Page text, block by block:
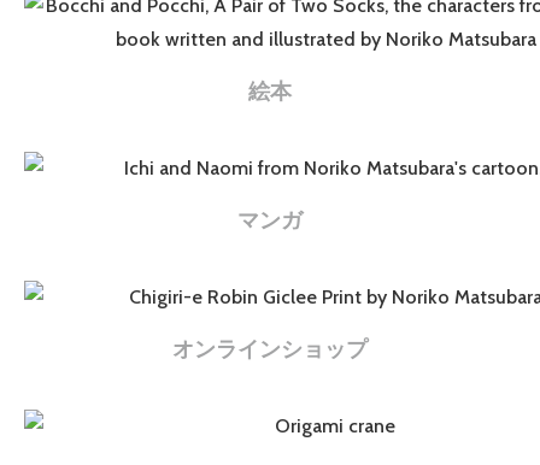
絵本
マンガ
オンラインショップ